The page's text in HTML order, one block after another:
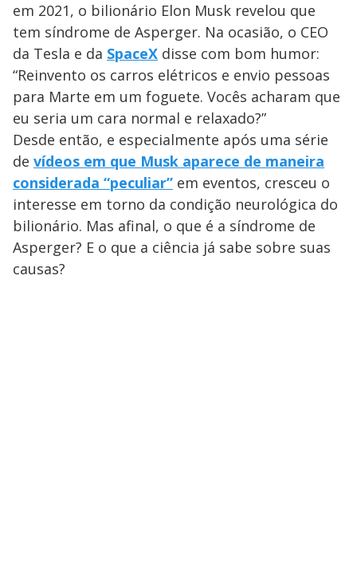
em 2021, o bilionário Elon Musk revelou que
tem síndrome de Asperger. Na ocasião, o CEO
da Tesla e da SpaceX disse com bom humor:
“Reinvento os carros elétricos e envio pessoas
para Marte em um foguete. Vocês acharam que
eu seria um cara normal e relaxado?”
Desde então, e especialmente após uma série
de vídeos em que Musk aparece de maneira
considerada “peculiar” em eventos, cresceu o
interesse em torno da condição neurológica do
bilionário. Mas afinal, o que é a síndrome de
Asperger? E o que a ciência já sabe sobre suas
causas?